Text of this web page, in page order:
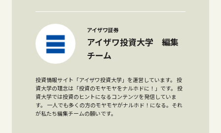
アイザワ証券
アイザワ投資大学 編集
チーム
投資情報サイト「アイザワ投資大学」を運営しています。 投
資大学の理念は「投資のモヤモヤをナルホドに！」です。 投
資大学では投資のヒントになるコンテンツを発信していま
す。 一人でも多くの方のモヤモヤがナルホド！になる。それ
が私たち編集チームの願いです。